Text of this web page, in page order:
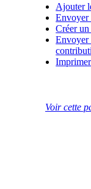
Ajouter
Envoyer
Créer
Envoyer
Voir cette